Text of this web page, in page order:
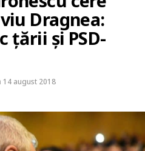
Dragnea:
țării și PSD-
14 august 2018